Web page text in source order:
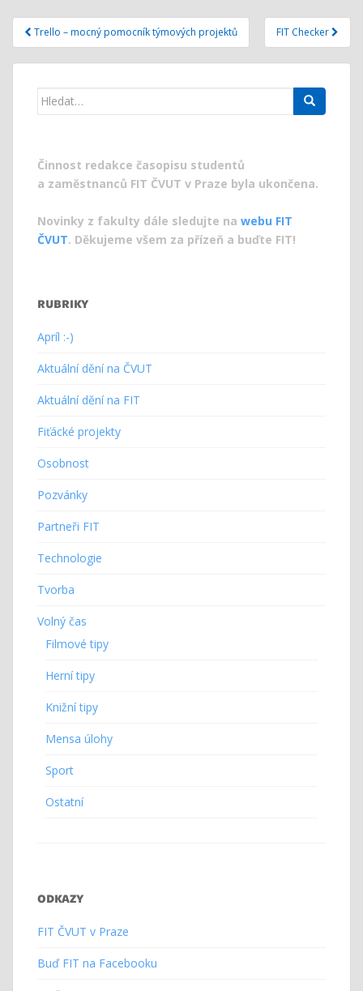
Navigace
pro
příspěvek
Trello – mocný pomocník týmových projektů FIT Checker
Search
Činnost redakce časopisu studentů
a zaměstnanců FIT ČVUT v Praze byla ukončena.
Novinky z fakulty dále sledujte na webu FIT
ČVUT. Děkujeme všem za přízeň a buďte FIT!
RUBRIKY
Apríl :-)
Aktuální dění na ČVUT
Aktuální dění na FIT
Fiťácké projekty
Osobnost
Pozvánky
Partneři FIT
Technologie
Tvorba
Volný čas
Filmové tipy
Herní tipy
Knižní tipy
Mensa úlohy
Sport
Ostatní
ODKAZY
FIT ČVUT v Praze
Buď FIT na Facebooku